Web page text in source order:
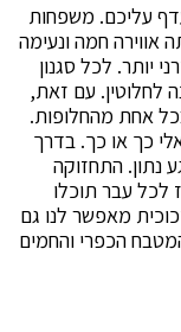
עליכם. משפחות
אווירה חמה ונעימה
יותר. לכל סגנון
לחלוטין. עם זאת,
אחת מהחלופות.
כך או כך. בדרך
נתון. התחזוקה
לכל עבר תוכלו
מאפשר לנו גם
הכפרי והחמים